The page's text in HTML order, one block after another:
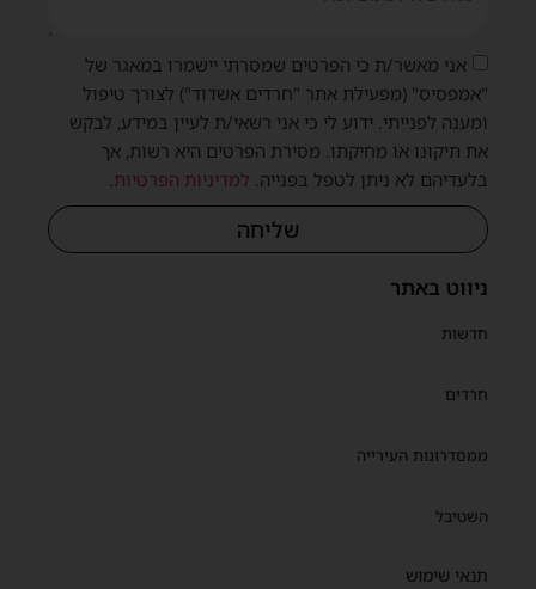
ניווט באתר
חדשות
חרדים
ממסדרונות העירייה
השטיבל
תנאי שימוש
אני מאשר/ת כי הפרטים שמסרתי יישמרו במאגר של
"אמפסיס" (מפעילת אתר "חרדים אשדוד") לצורך טיפול
ומענה לפנייתי. ידוע לי כי אני רשאי/ת לעיין במידע, לבקש
את תיקונו או מחיקתו. מסירת הפרטים היא רשות, אך
בלעדיהם לא ניתן לטפל בפנייה. למדיניות הפרטיות.
שליחה